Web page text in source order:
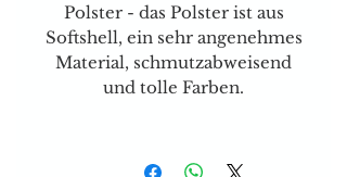
Polster - das Polster ist aus
Softshell, ein sehr angenehmes
Material, schmutzabweisend
und tolle Farben.